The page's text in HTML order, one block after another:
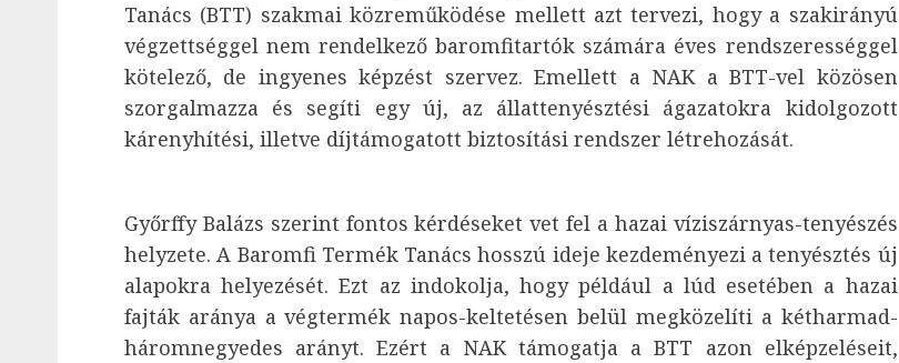
Tanács (BTT) szakmai közreműködése mellett azt tervezi, hogy a szakirányú
végzettséggel nem rendelkező baromfitartók számára éves rendszerességgel
kötelező, de ingyenes képzést szervez. Emellett a NAK a BTT-vel közösen
szorgalmazza és segíti egy új, az állattenyésztési ágazatokra kidolgozott
kárenyhítési, illetve díjtámogatott biztosítási rendszer létrehozását.
Győrffy Balázs szerint fontos kérdéseket vet fel a hazai víziszárnyas-tenyészés
helyzete. A Baromfi Termék Tanács hosszú ideje kezdeményezi a tenyésztés új
alapokra helyezését. Ezt az indokolja, hogy például a lúd esetében a hazai
fajták aránya a végtermék napos-keltetésen belül megközelíti a kétharmad-
háromnegyedes arányt. Ezért a NAK támogatja a BTT azon elképzeléseit,